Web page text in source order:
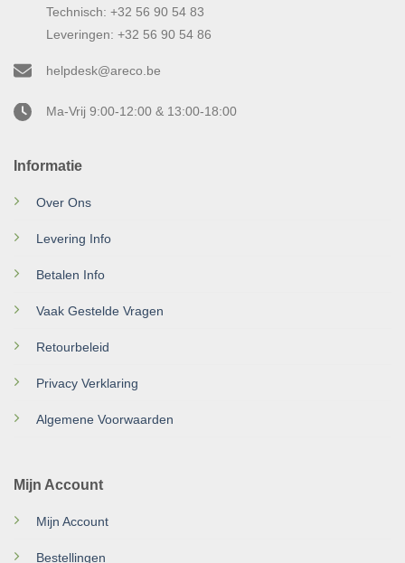
Informatie
Over Ons
Levering Info
Betalen Info
Vaak Gestelde Vragen
Retourbeleid
Privacy Verklaring
Algemene Voorwaarden
Mijn Account
Mijn Account
Bestellingen
Technisch: +32 56 90 54 83
Leveringen: +32 56 90 54 86
helpdesk@areco.be
Ma-Vrij 9:00-12:00 & 13:00-18:00